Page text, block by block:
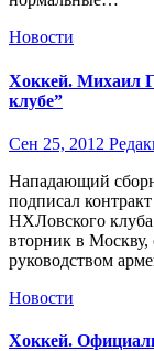
Новости
Хоккей. Михаил
клубе”
Сен 25, 2012
Нападающий
подписал
НХЛовского
вторник в Москву,
руководством
Новости
Хоккей.